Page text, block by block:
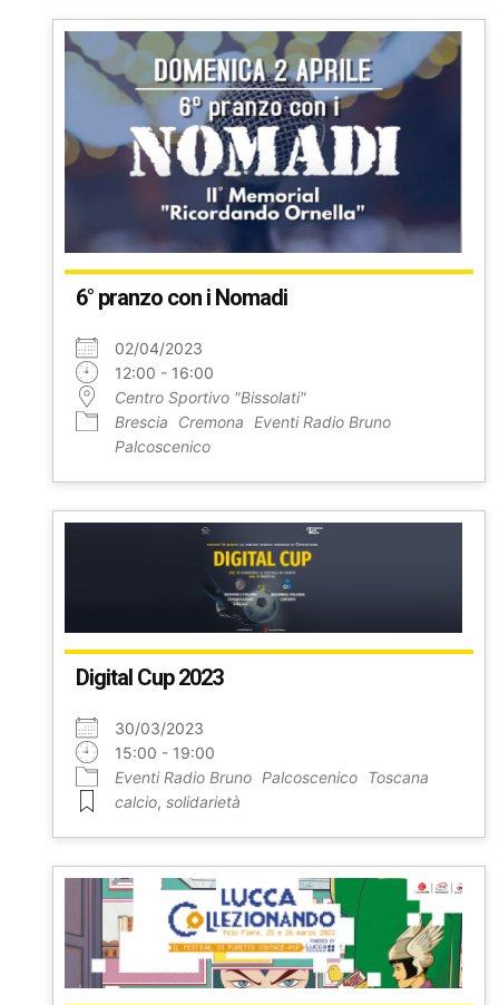
6° pranzo con i Nomadi
02/04/2023
12:00 - 16:00
Centro Sportivo "Bissolati"
Brescia
Cremona
Eventi Radio Bruno
Palcoscenico
Digital Cup 2023
30/03/2023
15:00 - 19:00
Eventi Radio Bruno Palcoscenico Toscana
calcio, solidarietà